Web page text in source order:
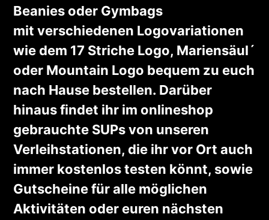
Beanies oder Gymbags
mit verschiedenen Logovariationen
wie dem 17 Striche Logo, Mariensäul´
oder Mountain Logo bequem zu euch
nach Hause bestellen. Darüber
hinaus findet ihr im onlineshop
gebrauchte SUPs von unseren
Verleihstationen, die ihr vor Ort auch
immer kostenlos testen könnt, sowie
Gutscheine für alle möglichen
Aktivitäten oder euren nächsten